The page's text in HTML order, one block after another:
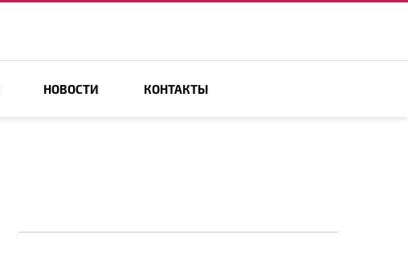
НОВОСТИ КОНТАКТЫ